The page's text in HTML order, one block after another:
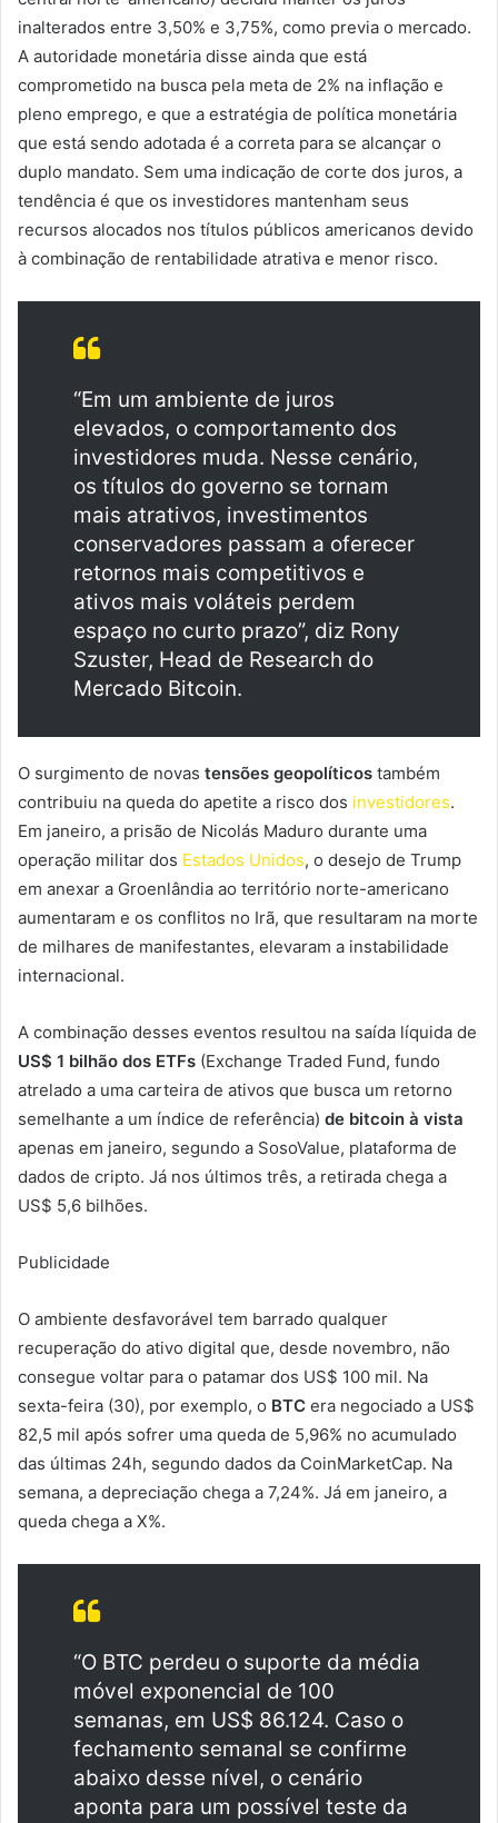
inalterados entre 3,50% e 3,75%, como previa o mercado.
A autoridade monetária disse ainda que está
comprometido na busca pela meta de 2% na inflação e
pleno emprego, e que a estratégia de política monetária
que está sendo adotada é a correta para se alcançar o
duplo mandato. Sem uma indicação de corte dos juros, a
tendência é que os investidores mantenham seus
recursos alocados nos títulos públicos americanos devido
à combinação de rentabilidade atrativa e menor risco.
“Em um ambiente de juros
elevados, o comportamento dos
investidores muda. Nesse cenário,
os títulos do governo se tornam
mais atrativos, investimentos
conservadores passam a oferecer
retornos mais competitivos e
ativos mais voláteis perdem
espaço no curto prazo”, diz Rony
Szuster, Head de Research do
Mercado Bitcoin.
O surgimento de novas tensões geopolíticos também
contribuiu na queda do apetite a risco dos investidores.
Em janeiro, a prisão de Nicolás Maduro durante uma
operação militar dos Estados Unidos, o desejo de Trump
em anexar a Groenlândia ao território norte-americano
aumentaram e os conflitos no Irã, que resultaram na morte
de milhares de manifestantes, elevaram a instabilidade
internacional.
A combinação desses eventos resultou na saída líquida de
US$ 1 bilhão dos ETFs (Exchange Traded Fund, fundo
atrelado a uma carteira de ativos que busca um retorno
semelhante a um índice de referência) de bitcoin à vista
apenas em janeiro, segundo a SosoValue, plataforma de
dados de cripto. Já nos últimos três, a retirada chega a
US$ 5,6 bilhões.
Publicidade
O ambiente desfavorável tem barrado qualquer
recuperação do ativo digital que, desde novembro, não
consegue voltar para o patamar dos US$ 100 mil. Na
sexta-feira (30), por exemplo, o BTC era negociado a US$
82,5 mil após sofrer uma queda de 5,96% no acumulado
das últimas 24h, segundo dados da CoinMarketCap. Na
semana, a depreciação chega a 7,24%. Já em janeiro, a
queda chega a X%.
“O BTC perdeu o suporte da média
móvel exponencial de 100
semanas, em US$ 86.124. Caso o
fechamento semanal se confirme
abaixo desse nível, o cenário
aponta para um possível teste da